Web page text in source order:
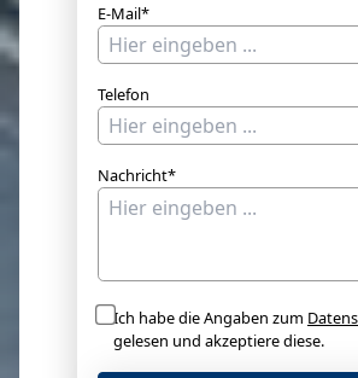
E-Mail*
Telefon
Nachricht*
Ich habe die Angaben zum
gelesen und akzeptiere diese.